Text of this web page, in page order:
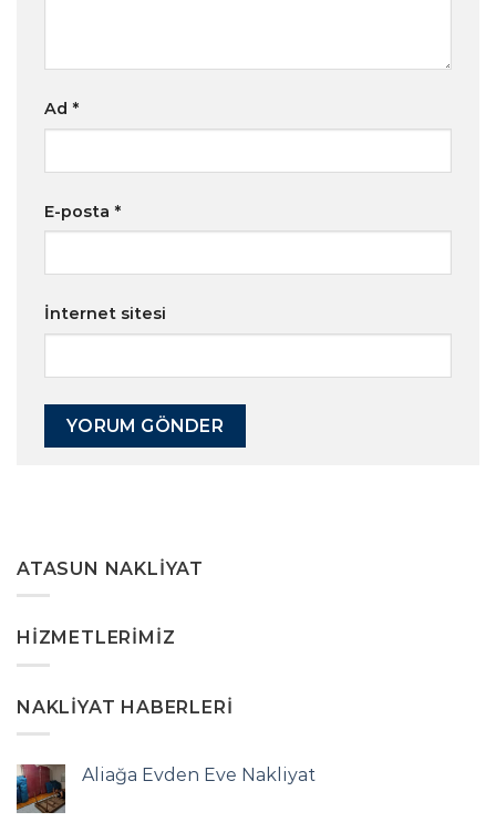
Ad *
E-posta *
İnternet sitesi
ATASUN NAKLIYAT
HIZMETLERIMIZ
NAKLIYAT HABERLERI
Aliağa Evden Eve Nakliyat